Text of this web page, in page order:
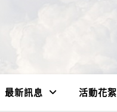
最新訊息 活動花絮